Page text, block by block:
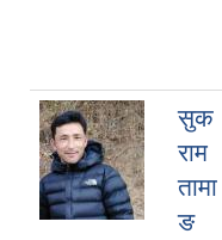
सुक
राम
तामा
ङ